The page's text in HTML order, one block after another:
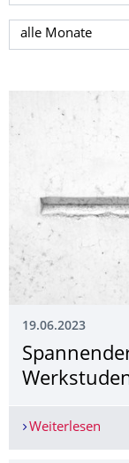
Monat auswählen
19.06.2023
Weiterlesen